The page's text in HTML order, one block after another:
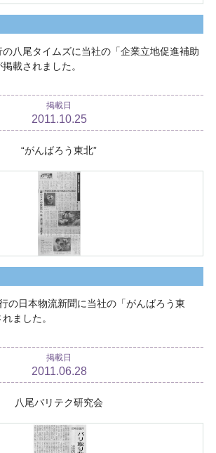
八尾タイムズに当社の「企業立地促進補助
載されました。
掲載日
2011.10.25
“がんばろう東北”
の日本物流新聞に当社の「がんばろう東
ました。
掲載日
2011.06.28
八尾バリテク研究会